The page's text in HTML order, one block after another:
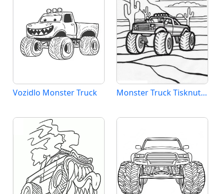
Vozidlo Monster Truck Monster Truck Tisknutelný pro Děti